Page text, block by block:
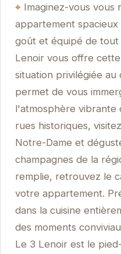
Imaginez-vous vous
appartement
goût et équipé de
Lenoir vous offre
situation privilégiée au
permet de vous
l'atmosphère vibrante
rues historiques,
Notre-Dame et
champagnes de la
remplie, retrouvez le
votre appartement.
dans la cuisine
des moments
Le 3 Lenoir est le